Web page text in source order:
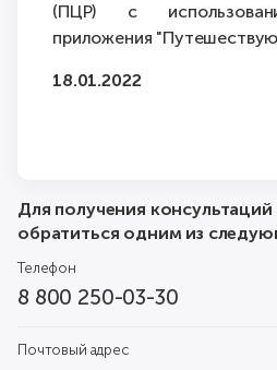
(ПЦР) с
приложения
18.01.2022
Для получения
обратиться одним из
Телефон
8 800 250-03-30
Почтовый адрес